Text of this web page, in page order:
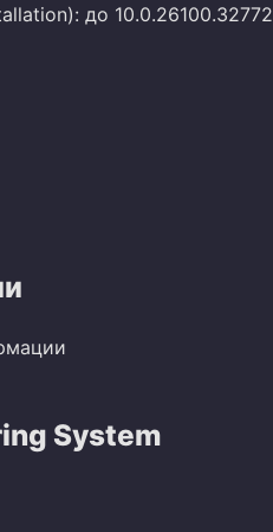
до 10.0.26100.32772
System